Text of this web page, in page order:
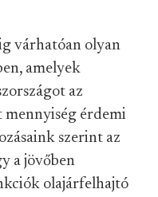
várhatóan olyan
amelyek
az
mennyiség érdemi
szerint az
a jövőben
olajárfelhajtó